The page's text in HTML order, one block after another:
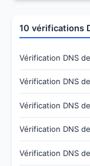
10 vérifications
Vérification DNS
Vérification DNS
Vérification DNS
Vérification DNS
Vérification DNS